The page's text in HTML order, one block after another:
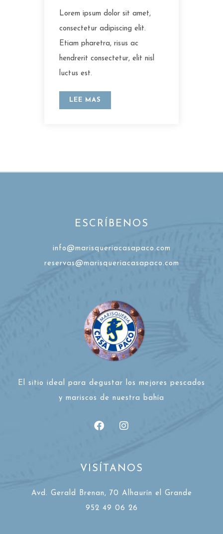
Lorem ipsum dolor sit amet,
consectetur adipiscing elit.
Etiam pharetra, risus ac
hendrerit consectetur, elit nisl
luctus est.
LEE MAS
ESCRÍBENOS
info@marisqueriacasapaco.com
reservas@marisqueriacasapaco.com
El sitio ideal para degustar los mejores pescados
y mariscos de nuestra bahía
VISÍTANOS
Avd. Gerald Brenan, 70 Alhaurín el Grande
952 49 06 26